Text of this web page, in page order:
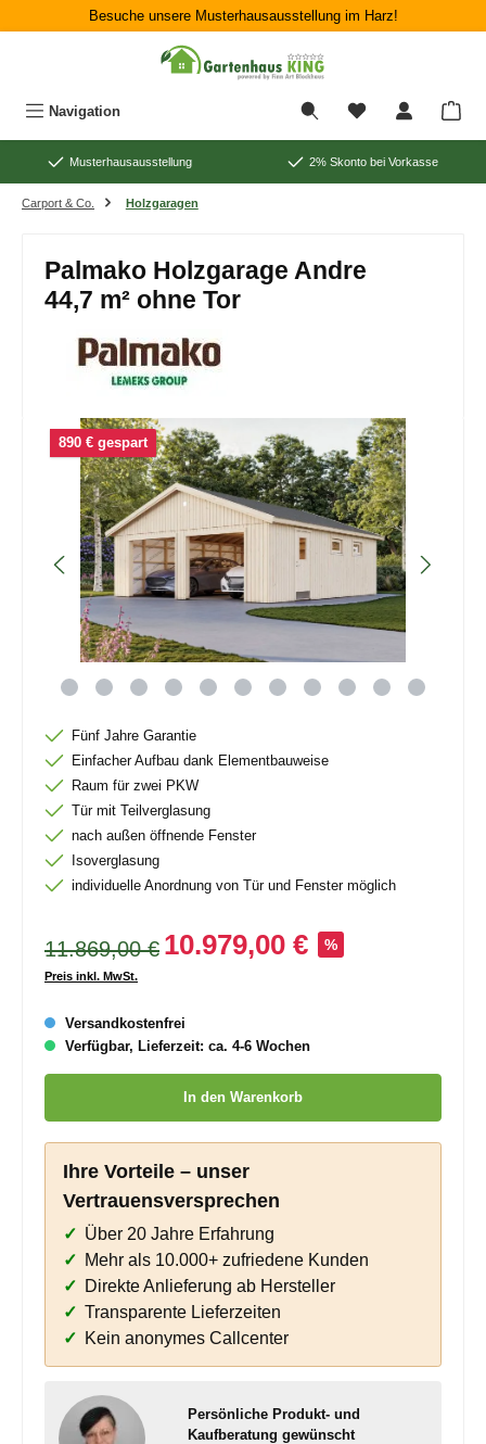
Zum Hauptinhalt springenBesuche unsere Musterhausausstellung im Harz!
Navigation
Musterhausausstellung 2% Skonto bei Vorkasse
Carport & Co. Holzgaragen
Palmako Holzgarage Andre
44,7 m² ohne Tor
Bildergalerie überspringen
890 € gespart
Fünf Jahre Garantie
Einfacher Aufbau dank Elementbauweise
Raum für zwei PKW
Tür mit Teilverglasung
nach außen öffnende Fenster
Isoverglasung
individuelle Anordnung von Tür und Fenster möglich
11.869,00 € 10.979,00 € %
Preis inkl. MwSt.
Versandkostenfrei
Verfügbar, Lieferzeit: ca. 4-6 Wochen
In den Warenkorb
Ihre Vorteile – unser
Vertrauensversprechen
Über 20 Jahre Erfahrung
Mehr als 10.000+ zufriedene Kunden
Direkte Anlieferung ab Hersteller
Transparente Lieferzeiten
Kein anonymes Callcenter
Persönliche Produkt- und
Kaufberatung gewünscht